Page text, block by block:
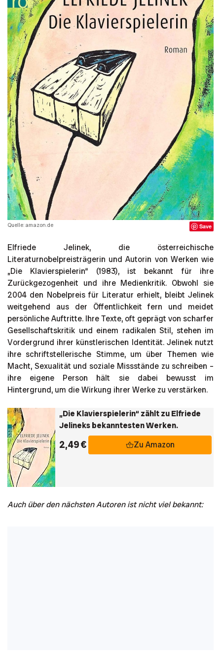
Quelle: amazon.de Save
Elfriede Jelinek, die österreichische
Literaturnobelpreisträgerin und Autorin von Werken wie
„Die Klavierspielerin“ (1983), ist bekannt für ihre
Zurückgezogenheit und ihre Medienkritik. Obwohl sie
2004 den Nobelpreis für Literatur erhielt, bleibt Jelinek
weitgehend aus der Öffentlichkeit fern und meidet
persönliche Auftritte. Ihre Texte, oft geprägt von scharfer
Gesellschaftskritik und einem radikalen Stil, stehen im
Vordergrund ihrer künstlerischen Identität. Jelinek nutzt
ihre schriftstellerische Stimme, um über Themen wie
Macht, Sexualität und soziale Missstände zu schreiben –
ihre eigene Person hält sie dabei bewusst im
Hintergrund, um die Wirkung ihrer Werke zu verstärken.
„Die Klavierspielerin“ zählt zu Elfriede
Jelineks bekanntesten Werken.
2,49 € Zu Amazon
Auch über den nächsten Autoren ist nicht viel bekannt: